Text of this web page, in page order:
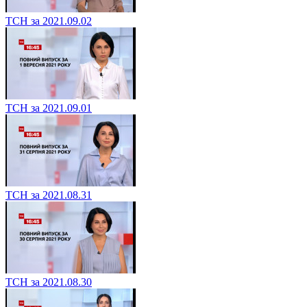
ТСН за 2021.09.02
ТСН за 2021.09.01
ТСН за 2021.08.31
ТСН за 2021.08.30